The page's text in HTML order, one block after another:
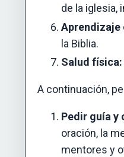
de la iglesia,
Aprendizaje
la Biblia.
Salud física:
A continuación,
Pedir guía y
oración, la
mentores y